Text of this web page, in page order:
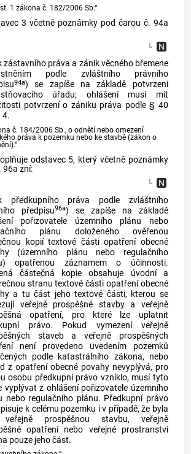
1 zákona č. 182/2006 Sb.“.
3 včetně poznámky pod čarou č. 94a
zástavního práva a zánik věcného břemene
podle zvláštního právního
94a) se zapíše na základě potvrzení
úřadu; ohlášení musí mít
potvrzení o zániku práva podle § 40
4.
č. 184/2006 Sb., o odnětí nebo omezení
práva k pozemku nebo ke stavbě (zákon o
odstavec 5, který včetně poznámky
96a zní:
předkupního práva podle zvláštního
předpisu96a) se zapíše na základě
pořizovatele územního plánu nebo
plánu doloženého ověřenou
kopií textové části opatření obecné
(územního plánu nebo regulačního
opatřenou záznamem o účinnosti.
částečná kopie obsahuje úvodní a
stranu textové části opatření obecné
a tu část jeho textové části, kterou se
veřejně prospěšné stavby a veřejně
opatření, pro které lze uplatnit
právo. Pokud vymezení veřejně
staveb a veřejně prospěšných
není provedeno uvedením pozemků
podle katastrálního zákona, nebo
z opatření obecné povahy nevyplývá, pro
osobu předkupní právo vzniklo, musí tyto
vyplývat z ohlášení pořizovatele územního
nebo regulačního plánu. Předkupní právo
k celému pozemku i v případě, že byla
prospěšnou stavbu, veřejně
opatření nebo veřejné prostranství
pouze jeho část.